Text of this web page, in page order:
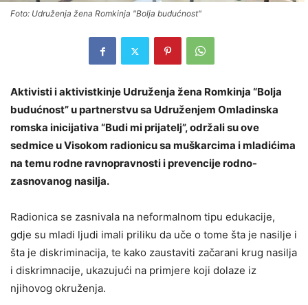
Foto: Udruženja žena Romkinja "Bolja budućnost"
Aktivisti i aktivistkinje Udruženja žena Romkinja “Bolja
budućnost” u partnerstvu sa Udruženjem Omladinska
romska inicijativa “Budi mi prijatelj”, održali su ove
sedmice u Visokom radionicu sa muškarcima i mladićima
na temu rodne ravnopravnosti i prevencije rodno-
zasnovanog nasilja.
Radionica se zasnivala na neformalnom tipu edukacije,
gdje su mladi ljudi imali priliku da uče o tome šta je nasilje i
šta je diskriminacija, te kako zaustaviti začarani krug nasilja
i diskrimnacije, ukazujući na primjere koji dolaze iz
njihovog okruženja.